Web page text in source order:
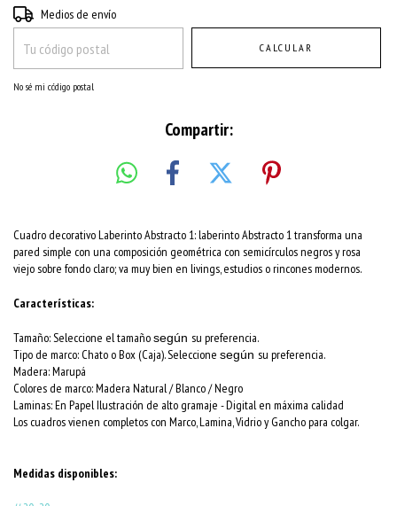
Entregas para el CP:
Medios de envío
CALCULAR
No sé mi código postal
Compartir:
Cuadro decorativo Laberinto Abstracto 1: laberinto Abstracto 1 transforma una
pared simple con una composición geométrica con semicírculos negros y rosa
viejo sobre fondo claro; va muy bien en livings, estudios o rincones modernos.
Características:
Tamaño: Seleccione el tamañosegún su preferencia.
Tipo de marco: Chato o Box (Caja). Seleccione según su preferencia.
Madera: Marupá
Colores de marco:Madera Natural / Blanco / Negro
Laminas: En Papel Ilustración de alto gramaje - Digital en máxima calidad
Los cuadros vienen completos con Marco, Lamina, Vidrio y Gancho para colgar.
Medidas disponibles: